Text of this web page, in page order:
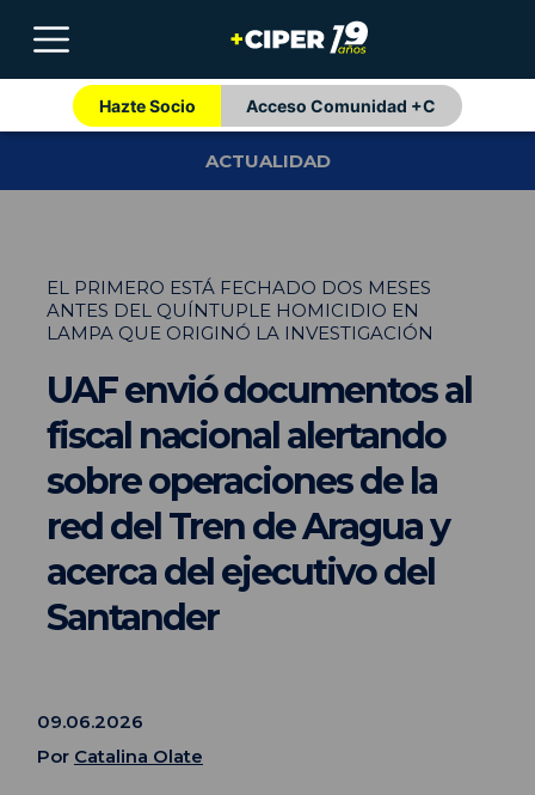
Hazte Socio Acceso Comunidad +C
ACTUALIDAD
EL PRIMERO ESTÁ FECHADO DOS MESES
ANTES DEL QUÍNTUPLE HOMICIDIO EN
LAMPA QUE ORIGINÓ LA INVESTIGACIÓN
UAF envió documentos al
fiscal nacional alertando
sobre operaciones de la
red del Tren de Aragua y
acerca del ejecutivo del
Santander
09.06.2026
Por Catalina Olate